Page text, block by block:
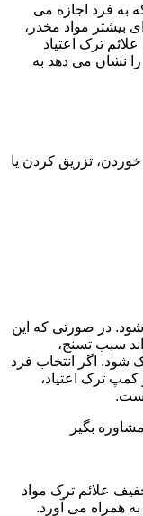
به فرد اجازه می
بیشتر مواد مخدر،
ترک اعتیاد
نشان می دهد به
تزریق کردن یا
در صورتی که این
سبب تسنج،
شود. اگر انتخاب فرد
ترک اعتیاد،
بگیر
علائم ترک مواد
همراه می آورد.